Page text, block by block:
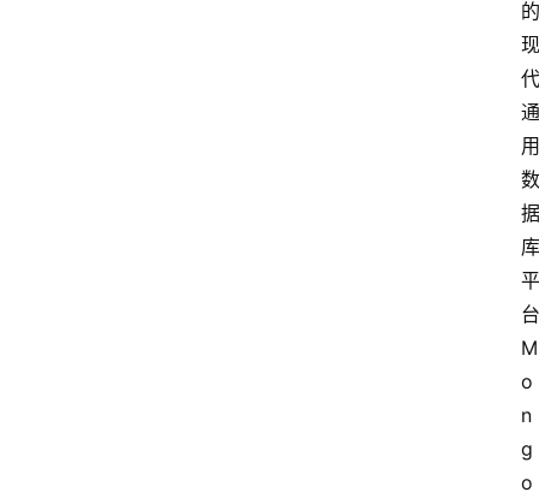
的
现
代
通
用
数
据
库
平
台
M
o
n
g
o